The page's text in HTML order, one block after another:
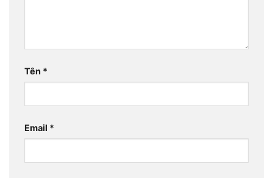
Tên *
Email *